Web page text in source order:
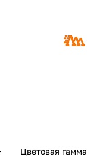
Цветовая гамма